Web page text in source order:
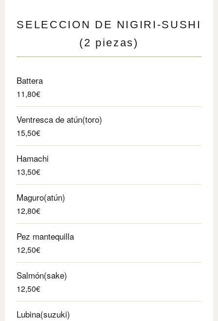
SELECCION DE NIGIRI-SUSHI
(2 piezas)
Battera
11,80€
Ventresca de atún(toro)
15,50€
Hamachi
13,50€
Maguro(atún)
12,80€
Pez mantequilla
12,50€
Salmón(sake)
12,50€
Lubina(suzuki)